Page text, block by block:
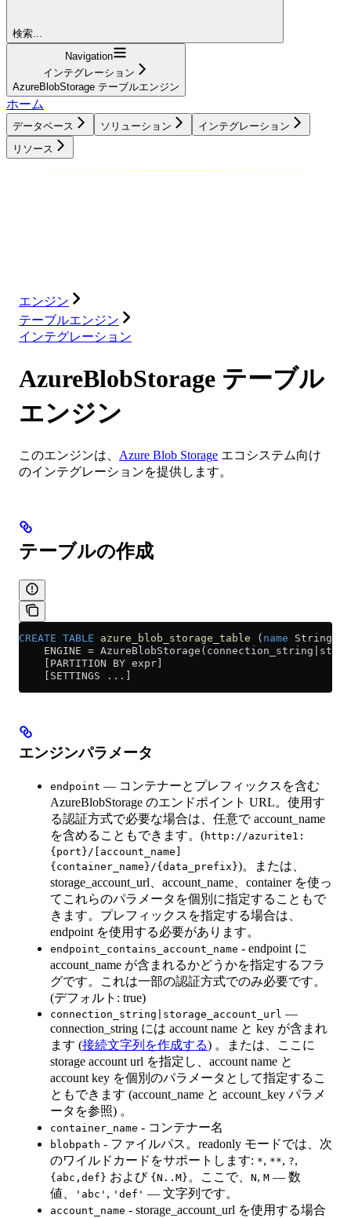
検索...
Navigation
インテグレーション
AzureBlobStorage テーブルエンジン
ホーム
データベース ソリューション
インテグレーション
リソース
エンジン
テーブルエンジン
インテグレーション
AzureBlobStorage テーブル
エンジン
このエンジンは、 Azure Blob Storage エコシステム向け
のインテグレーションを提供します。
テーブルの作成
CREATE TABLE azure_blob_storage_table ( name String,
    ENGINE
=
    [PARTITION BY expr]
    [SETTINGS ...]
エンジンパラメータ
endpoint — コンテナーとプレフィックスを含む
AzureBlobStorage のエンドポイント URL。使用す
る認証方式で必要な場合は、任意で account_name
を含めることもできます。(http://azurite1:
{port}/[account_name]
{container_name}/{data_prefix})。または、
storage_account_url、account_name、container を使っ
てこれらのパラメータを個別に指定することもで
きます。プレフィックスを指定する場合は、
endpoint を使用する必要があります。
endpoint_contains_account_name - endpoint に
account_name が含まれるかどうかを指定するフラ
グです。これは一部の認証方式でのみ必要です。
(デフォルト: true)
connection_string|storage_account_url —
connection_string には account name と key が含まれ
ます (接続文字列を作成する) 。または、ここに
storage account url を指定し、account name と
account key を個別のパラメータとして指定するこ
ともできます (account_name と account_key パラメ
ータを参照) 。
container_name - コンテナー名
blobpath - ファイルパス。readonly モードでは、次
のワイルドカードをサポートします: *, **, ?,
{abc,def} および {N..M} 。ここで、 N, M — 数
値、
'abc' , 'def' — 文字列です。
account_name - storage_account_url を使用する場合